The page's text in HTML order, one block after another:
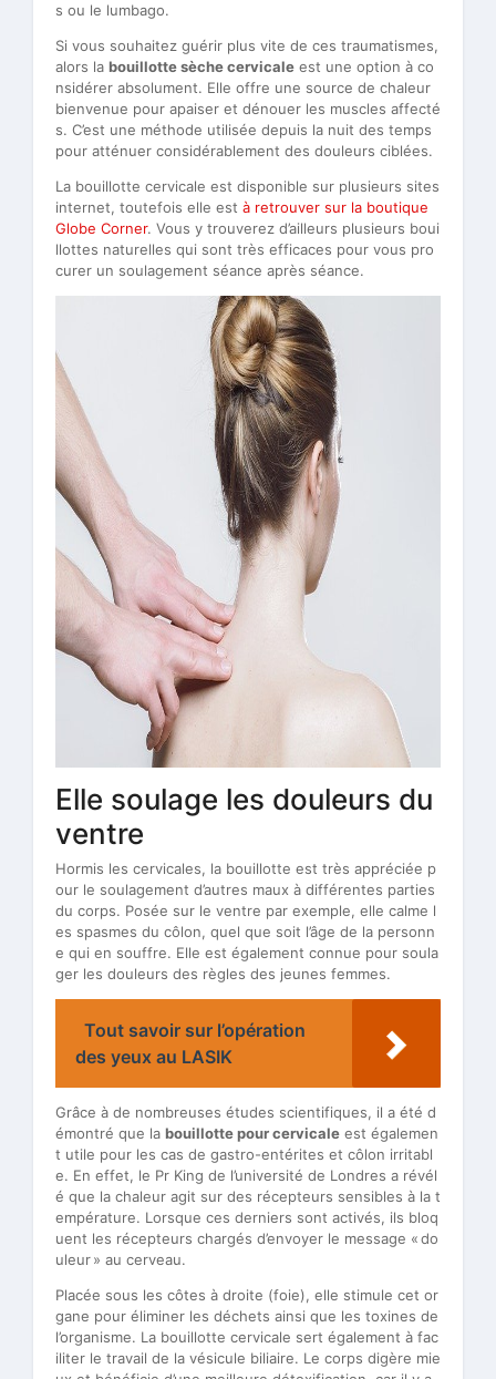
s ou le lumbago.
Si vous souhaitez guérir plus vite de ces traumatismes,
alors la bouillotte sèche cervicale est une option à co
nsidérer absolument. Elle offre une source de chaleur
bienvenue pour apaiser et dénouer les muscles affecté
s. C’est une méthode utilisée depuis la nuit des temps
pour atténuer considérablement des douleurs ciblées.
La bouillotte cervicale est disponible sur plusieurs sites
internet, toutefois elle est à retrouver sur la boutique
Globe Corner. Vous y trouverez d’ailleurs plusieurs boui
llottes naturelles qui sont très efficaces pour vous pro
curer un soulagement séance après séance.
Elle soulage les douleurs du
ventre
Hormis les cervicales, la bouillotte est très appréciée p
our le soulagement d’autres maux à différentes parties
du corps. Posée sur le ventre par exemple, elle calme l
es spasmes du côlon, quel que soit l’âge de la personn
e qui en souffre. Elle est également connue pour soula
ger les douleurs des règles des jeunes femmes.
Tout savoir sur l’opération
des yeux au LASIK
Grâce à de nombreuses études scientifiques, il a été d
émontré que la bouillotte pour cervicale est égalemen
t utile pour les cas de gastro-entérites et côlon irritabl
e. En effet, le Pr King de l’université de Londres a révél
é que la chaleur agit sur des récepteurs sensibles à la t
empérature. Lorsque ces derniers sont activés, ils bloq
uent les récepteurs chargés d’envoyer le message « do
uleur » au cerveau.
Placée sous les côtes à droite (foie), elle stimule cet or
gane pour éliminer les déchets ainsi que les toxines de
l’organisme. La bouillotte cervicale sert également à fac
iliter le travail de la vésicule biliaire. Le corps digère mie